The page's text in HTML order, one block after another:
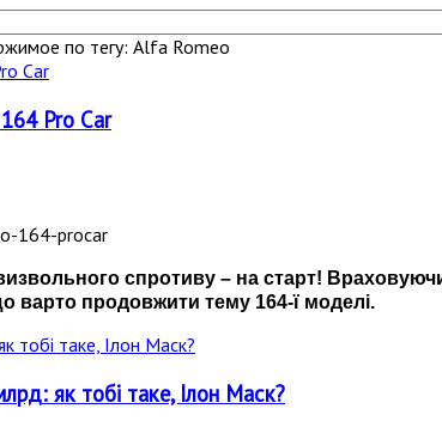
по тегу: Alfa Romeo
Pro Car
спротиву – на старт!
варто продовжити тему 164-ї моделі.
як тобі таке, Ілон Маск?